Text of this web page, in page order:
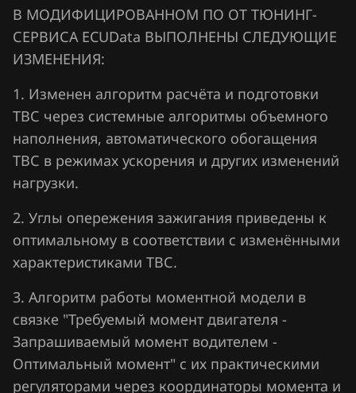
Jaecoo
Jaguar
Jeep
Jetour
Kaiyi
Kia
King Long
KYC
Lancia
Land Rover
Lexus
Lifan
В МОДИФИЦИРОВАННОМ ПО ОТ ТЮНИНГ-
СЕРВИСА ECUData ВЫПОЛНЕНЫ СЛЕДУЮЩИЕ
ИЗМЕНЕНИЯ:
1. Изменен алгоритм расчёта и подготовки
ТВС через системные алгоритмы объемного
наполнения, автоматического обогащения
ТВС в режимах ускорения и других изменений
нагрузки.
2. Углы опережения зажигания приведены к
оптимальному в соответствии с изменёнными
характеристиками ТВС.
3. Алгоритм работы моментной модели в
связке "Требуемый момент двигателя -
Запрашиваемый момент водителем -
Оптимальный момент" с их практическими
регуляторами через координаторы момента и